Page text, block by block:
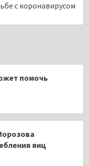
с коронавирусом
помочь
яиц